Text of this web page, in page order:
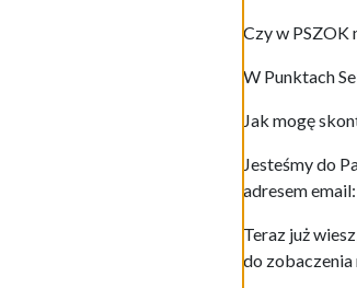
Czy w PSZOK
W Punktach
Jak mogę
Jesteśmy do
adresem
Teraz już
do zobaczenia